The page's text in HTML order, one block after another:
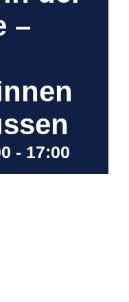
–
- 17:00